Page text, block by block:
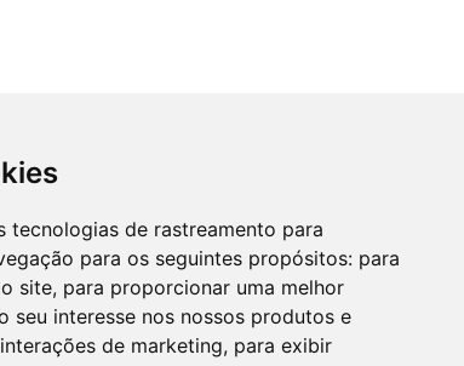
tecnologias de rastreamento para
para os seguintes propósitos: para
site, para proporcionar uma melhor
seu interesse nos nossos produtos e
de marketing, para exibir